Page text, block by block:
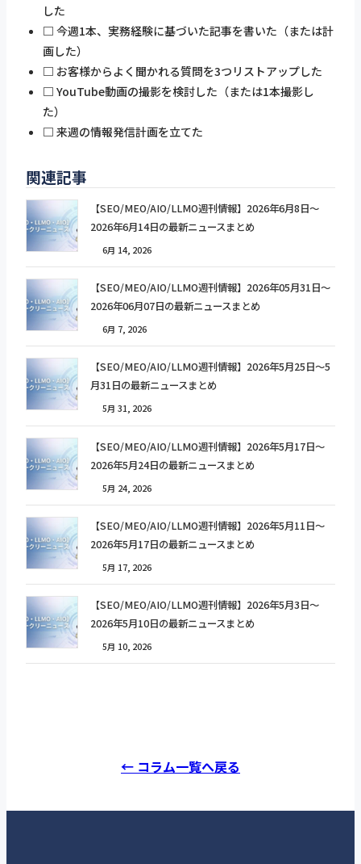
した
□ 今週1本、実務経験に基づいた記事を書いた（または計
画した）
□ お客様からよく聞かれる質問を3つリストアップした
□ YouTube動画の撮影を検討した（または1本撮影し
た）
□ 来週の情報発信計画を立てた
関連記事
【SEO/MEO/AIO/LLMO週刊情報】2026年6月8日〜
2026年6月14日の最新ニュースまとめ
6月 14, 2026
【SEO/MEO/AIO/LLMO週刊情報】2026年05月31日〜
2026年06月07日の最新ニュースまとめ
6月 7, 2026
【SEO/MEO/AIO/LLMO週刊情報】2026年5月25日〜5
月31日の最新ニュースまとめ
5月 31, 2026
【SEO/MEO/AIO/LLMO週刊情報】2026年5月17日〜
2026年5月24日の最新ニュースまとめ
5月 24, 2026
【SEO/MEO/AIO/LLMO週刊情報】2026年5月11日〜
2026年5月17日の最新ニュースまとめ
5月 17, 2026
【SEO/MEO/AIO/LLMO週刊情報】2026年5月3日〜
2026年5月10日の最新ニュースまとめ
5月 10, 2026
← コラム一覧へ戻る